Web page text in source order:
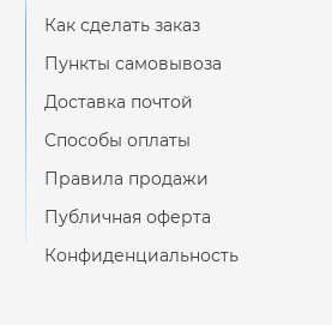
Как сделать заказ
Пункты самовывоза
Доставка почтой
Способы оплаты
Правила продажи
Публичная оферта
Конфиденциальность